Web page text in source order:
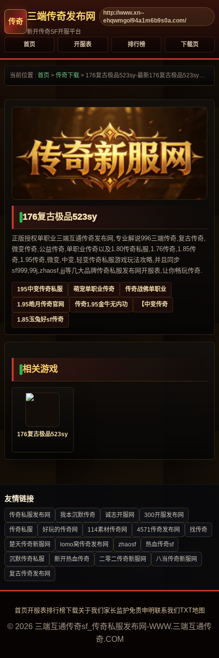
三端传奇发布网
http://www.xn--
ehqwmgol94a1m6b9s0a.com/
新开传奇SF开服平台
首页
开服表 排行榜 下载页
当前位置 : 首页 > 传奇下载 > 176复古极品523sy-最新176复古极品523sy合集大全-
176复古极品523sy
正版授权单职业三端互通传奇发布网,专业解说996三端传奇,复古传奇,
微变传奇,公益传奇,单职业传奇以及1.80传奇私服,1.76传奇,1.85传
奇,1.95传奇,微变,中变,轻变传奇私服游戏玩法攻略,并且同步
sf999,99j,zhaosf,jjj等几大品牌传奇私服发布网开服表,让你畅玩传奇.
195中变传奇私服 萌宠单职业传奇 传奇战佛单职业
1.95皓月传奇官网 传奇1.95金牛无内功 【中变传奇
1.85玉兔好sf传奇
相关游戏
176复古极品523sy
友情链接
传奇私服发布网 我本沉默传奇 诚志开服网 300开服发布网
传奇私服 好玩的传奇网 114素材传奇网 4571传奇发布网 找传奇
楚天传奇新服网 lomo窝传奇发布网 zhaosf 热血传奇sf
沉默传奇私服 新开热血传奇 二零二传奇新服网 八当传奇新服网
复古传奇发布网
首页开服表排行榜下载关于我们 家长监护免责申明联系我们TXT地图
© 2026 三端互通传奇sf_传奇私服发布网-WWW.三端互通传
奇.COM